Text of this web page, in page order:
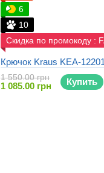
6
10
Скидка по промокоду :
Крючок Kraus KEA-
1 550.00 грн
1 085.00 грн Купить